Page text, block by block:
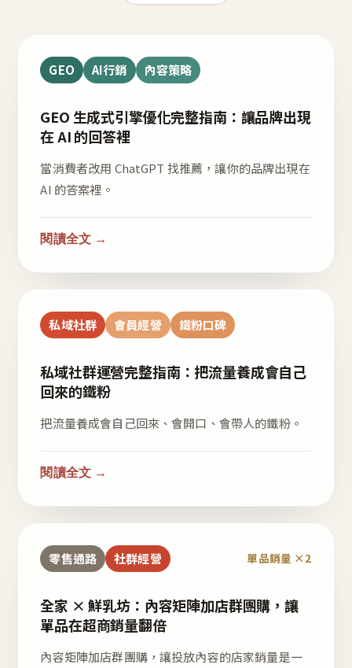
GEO AI行銷 內容策略
GEO 生成式引擎優化完整指南：讓品牌出現
在 AI 的回答裡
當消費者改用 ChatGPT 找推薦，讓你的品牌出現在
AI 的答案裡。
閱讀全文 →
私域社群 會員經營 鐵粉口碑
私域社群運營完整指南：把流量養成會自己
回來的鐵粉
把流量養成會自己回來、會開口、會帶人的鐵粉。
閱讀全文 →
零售通路 社群經營 單品銷量 ×2
全家 × 鮮乳坊：內容矩陣加店群團購，讓
單品在超商銷量翻倍
內容矩陣加店群團購，讓投放內容的店家銷量是一